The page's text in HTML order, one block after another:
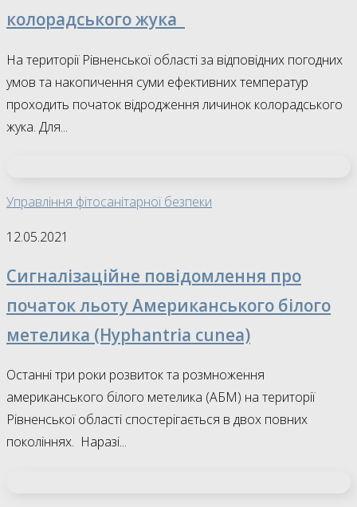
колорадського жука
На території Рівненської області за відповідних погодних
умов та накопичення суми ефективних температур
проходить початок відродження личинок колорадського
жука. Для...
Управління фітосанітарної безпеки
12.05.2021
Сигналізаційне повідомлення про
початок льоту Американського білого
метелика (Hyphantria cunea)
Останні три роки розвиток та розмноження
американського білого метелика (АБМ) на території
Рівненської області спостерігається в двох повних
поколіннях. Наразі...